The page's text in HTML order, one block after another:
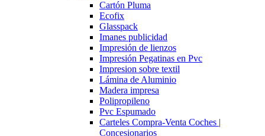
Cartón Pluma
Ecofix
Glasspack
Imanes publicidad
Impresión de lienzos
Impresión Pegatinas en Pvc
Impresion sobre textil
Lámina de Aluminio
Madera impresa
Polipropileno
Pvc Espumado
Carteles Compra-Venta Coches |
Concesionarios